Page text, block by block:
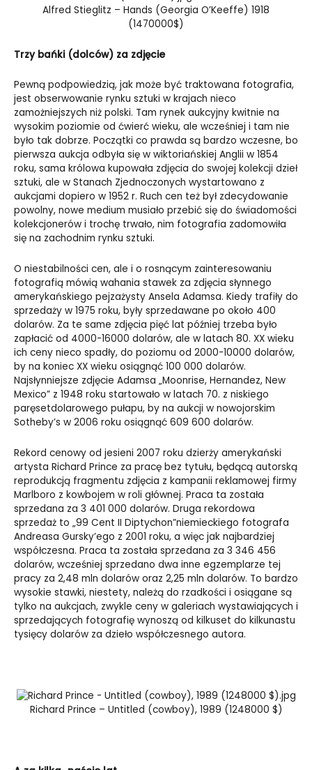
Alfred Stieglitz – Hands (Georgia O’Keeffe) 1918
(1470000$)
Trzy bańki (dolców) za zdjęcie
Pewną podpowiedzią, jak może być traktowana fotografia,
jest obserwowanie rynku sztuki w krajach nieco
zamożniejszych niż polski. Tam rynek aukcyjny kwitnie na
wysokim poziomie od ćwierć wieku, ale wcześniej i tam nie
było tak dobrze. Początki co prawda są bardzo wczesne, bo
pierwsza aukcja odbyła się w wiktoriańskiej Anglii w 1854
roku, sama królowa kupowała zdjęcia do swojej kolekcji dzieł
sztuki, ale w Stanach Zjednoczonych wystartowano z
aukcjami dopiero w 1952 r. Ruch cen też był zdecydowanie
powolny, nowe medium musiało przebić się do świadomości
kolekcjonerów i trochę trwało, nim fotografia zadomowiła
się na zachodnim rynku sztuki.
O niestabilności cen, ale i o rosnącym zainteresowaniu
fotografią mówią wahania stawek za zdjęcia słynnego
amerykańskiego pejzażysty Ansela Adamsa. Kiedy trafiły do
sprzedaży w 1975 roku, były sprzedawane po około 400
dolarów. Za te same zdjęcia pięć lat później trzeba było
zapłacić od 4000-16000 dolarów, ale w latach 80. XX wieku
ich ceny nieco spadły, do poziomu od 2000-10000 dolarów,
by na koniec XX wieku osiągnąć 100 000 dolarów.
Najsłynniejsze zdjęcie Adamsa „Moonrise, Hernandez, New
Mexico” z 1948 roku startowało w latach 70. z niskiego
paręsetdolarowego pułapu, by na aukcji w nowojorskim
Sotheby’s w 2006 roku osiągnąć 609 600 dolarów.
Rekord cenowy od jesieni 2007 roku dzierży amerykański
artysta Richard Prince za pracę bez tytułu, będącą autorską
reprodukcją fragmentu zdjęcia z kampanii reklamowej firmy
Marlboro z kowbojem w roli głównej. Praca ta została
sprzedana za 3 401 000 dolarów. Druga rekordowa
sprzedaż to „99 Cent II Diptychon”niemieckiego fotografa
Andreasa Gursky’ego z 2001 roku, a więc jak najbardziej
współczesna. Praca ta została sprzedana za 3 346 456
dolarów, wcześniej sprzedano dwa inne egzemplarze tej
pracy za 2,48 mln dolarów oraz 2,25 mln dolarów. To bardzo
wysokie stawki, niestety, należą do rzadkości i osiągane są
tylko na aukcjach, zwykle ceny w galeriach wystawiających i
sprzedających fotografię wynoszą od kilkuset do kilkunastu
tysięcy dolarów za dzieło współczesnego autora.
Richard Prince – Untitled (cowboy), 1989 (1248000 $)